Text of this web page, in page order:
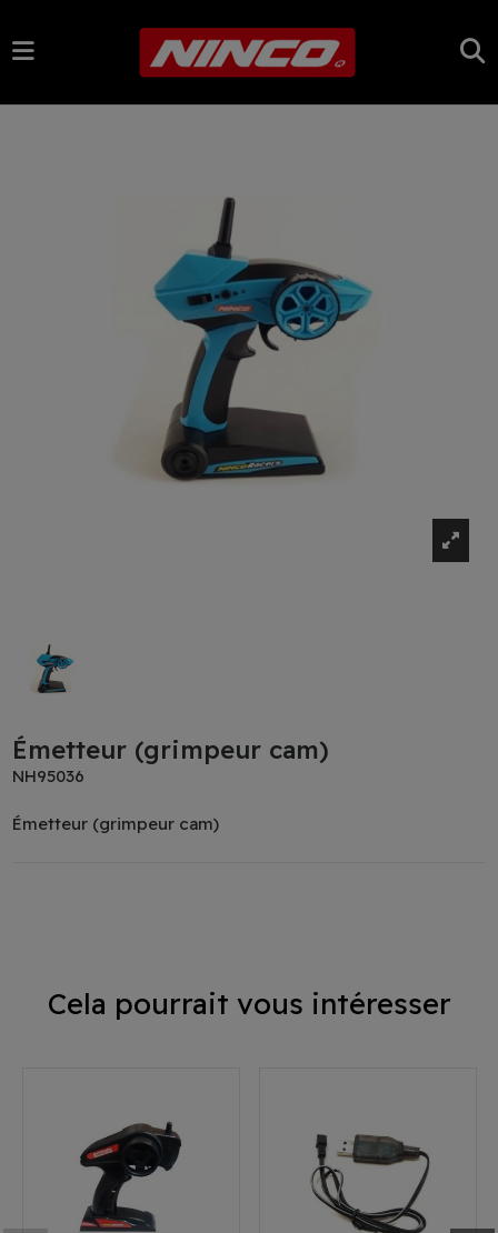
Émetteur (grimpeur cam)
NH95036
Émetteur (grimpeur cam)
Cela pourrait vous intéresser